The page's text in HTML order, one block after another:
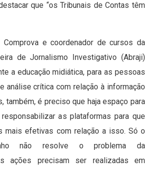
que “os Tribunais de Contas têm
e coordenador de cursos da
de Jornalismo Investigativo (Abraji)
a educação midiática, para as pessoas
análise crítica com relação à informação
também, é preciso que haja espaço para
responsabilizar as plataformas para que
mais efetivas com relação a isso. Só o
não resolve o problema da
ações precisam ser realizadas em